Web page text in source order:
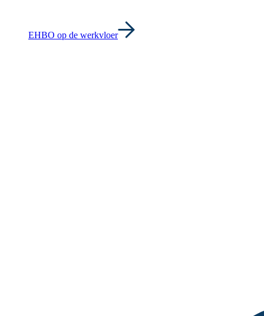
EHBO op de werkvloer